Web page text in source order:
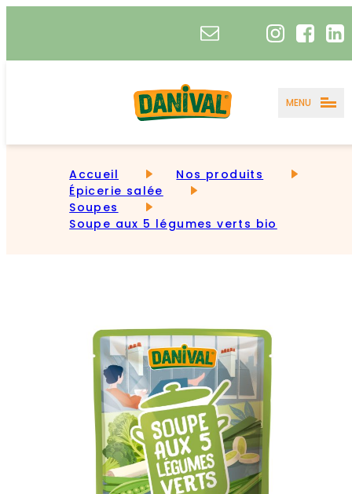
MENU
Accueil
Nos produits
Épicerie salée
Soupes
Soupe aux 5 légumes verts bio